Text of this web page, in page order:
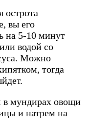
острота
вы его
на 5-10 минут
водой со
Можно
тогда
в мундирах овощи
и натрем на